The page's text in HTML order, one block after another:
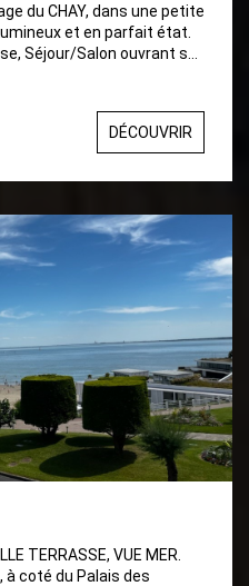
du CHAY, dans une petite
Séjour/Salon ouvrant sur
placards, Salle d'eau
sud. Ravalement de
prévus printemps 2026).
DÉCOUVRIR
TERRASSE, VUE MER.
à coté du Palais des